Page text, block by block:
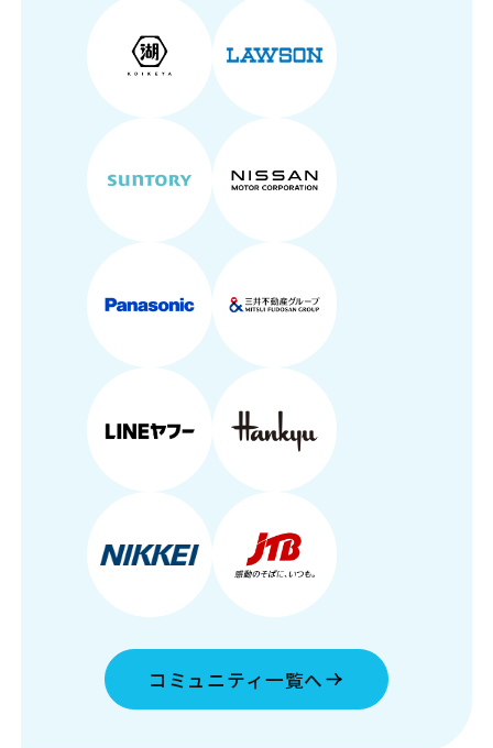
コミュニティ一覧へ